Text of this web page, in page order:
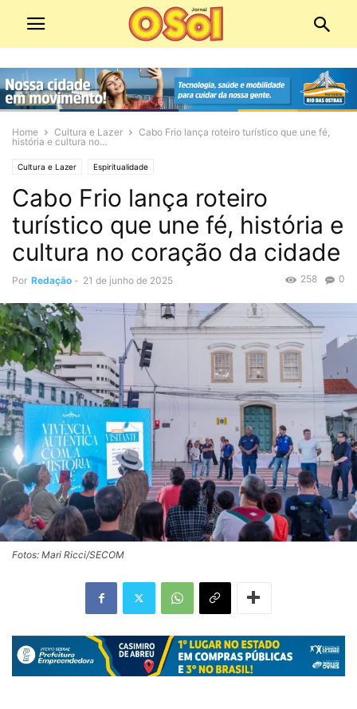
Home Cultura e Lazer
Cabo Frio lança roteiro turístico que une fé,
história e cultura no...
Cultura e Lazer Espiritualidade
Cabo Frio lança roteiro
turístico que une fé, história e
cultura no coração da cidade
Por Redação - 21 de junho de 2025 0
258
Fotos: Mari Ricci/SECOM